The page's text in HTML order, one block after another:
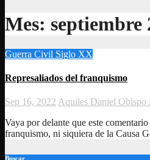
Mes: septiembre
Guerra Civil Siglo XX
Represaliados del franquismo
Sep 16, 2022 Aquiles Daniel Obispo
Vaya por delante que este
franquismo, ni siquiera de la Causa
Buscar